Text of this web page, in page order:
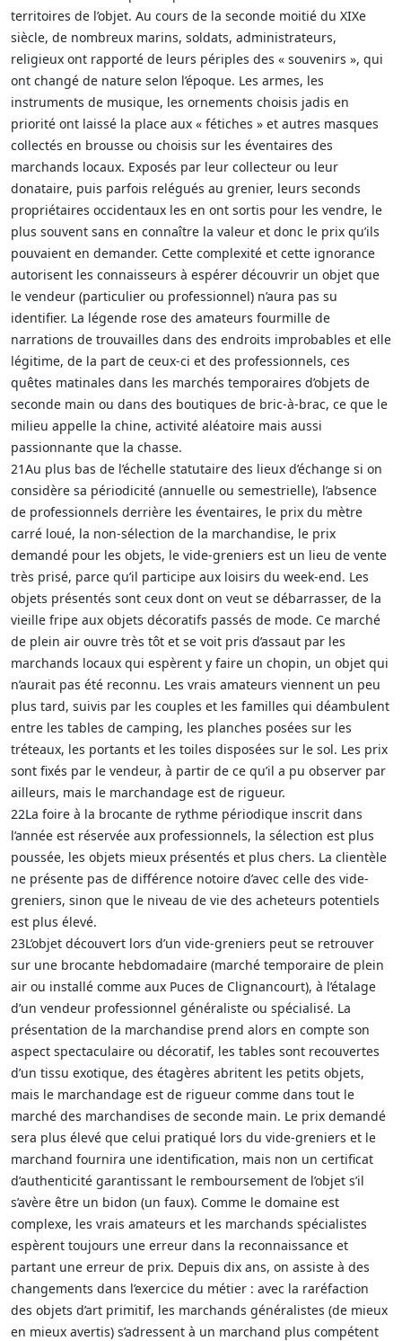
territoires de l’objet. Au cours de la seconde moitié du XIXe
siècle, de nombreux marins, soldats, administrateurs,
religieux ont rapporté de leurs périples des « souvenirs », qui
ont changé de nature selon l’époque. Les armes, les
instruments de musique, les ornements choisis jadis en
priorité ont laissé la place aux « fétiches » et autres masques
collectés en brousse ou choisis sur les éventaires des
marchands locaux. Exposés par leur collecteur ou leur
donataire, puis parfois relégués au grenier, leurs seconds
propriétaires occidentaux les en ont sortis pour les vendre, le
plus souvent sans en connaître la valeur et donc le prix qu’ils
pouvaient en demander. Cette complexité et cette ignorance
autorisent les connaisseurs à espérer découvrir un objet que
le vendeur (particulier ou professionnel) n’aura pas su
identifier. La légende rose des amateurs fourmille de
narrations de trouvailles dans des endroits improbables et elle
légitime, de la part de ceux-ci et des professionnels, ces
quêtes matinales dans les marchés temporaires d’objets de
seconde main ou dans des boutiques de bric-à-brac, ce que le
milieu appelle la chine, activité aléatoire mais aussi
passionnante que la chasse.
21Au plus bas de l’échelle statutaire des lieux d’échange si on
considère sa périodicité (annuelle ou semestrielle), l’absence
de professionnels derrière les éventaires, le prix du mètre
carré loué, la non-sélection de la marchandise, le prix
demandé pour les objets, le vide-greniers est un lieu de vente
très prisé, parce qu’il participe aux loisirs du week-end. Les
objets présentés sont ceux dont on veut se débarrasser, de la
vieille fripe aux objets décoratifs passés de mode. Ce marché
de plein air ouvre très tôt et se voit pris d’assaut par les
marchands locaux qui espèrent y faire un chopin, un objet qui
n’aurait pas été reconnu. Les vrais amateurs viennent un peu
plus tard, suivis par les couples et les familles qui déambulent
entre les tables de camping, les planches posées sur les
tréteaux, les portants et les toiles disposées sur le sol. Les prix
sont fixés par le vendeur, à partir de ce qu’il a pu observer par
ailleurs, mais le marchandage est de rigueur.
22La foire à la brocante de rythme périodique inscrit dans
l’année est réservée aux professionnels, la sélection est plus
poussée, les objets mieux présentés et plus chers. La clientèle
ne présente pas de différence notoire d’avec celle des vide-
greniers, sinon que le niveau de vie des acheteurs potentiels
est plus élevé.
23L’objet découvert lors d’un vide-greniers peut se retrouver
sur une brocante hebdomadaire (marché temporaire de plein
air ou installé comme aux Puces de Clignancourt), à l’étalage
d’un vendeur professionnel généraliste ou spécialisé. La
présentation de la marchandise prend alors en compte son
aspect spectaculaire ou décoratif, les tables sont recouvertes
d’un tissu exotique, des étagères abritent les petits objets,
mais le marchandage est de rigueur comme dans tout le
marché des marchandises de seconde main. Le prix demandé
sera plus élevé que celui pratiqué lors du vide-greniers et le
marchand fournira une identification, mais non un certificat
d’authenticité garantissant le remboursement de l’objet s’il
s’avère être un bidon (un faux). Comme le domaine est
complexe, les vrais amateurs et les marchands spécialistes
espèrent toujours une erreur dans la reconnaissance et
partant une erreur de prix. Depuis dix ans, on assiste à des
changements dans l’exercice du métier : avec la raréfaction
des objets d’art primitif, les marchands généralistes (de mieux
en mieux avertis) s’adressent à un marchand plus compétent